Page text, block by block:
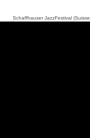
Schaffhauser JazzFestival